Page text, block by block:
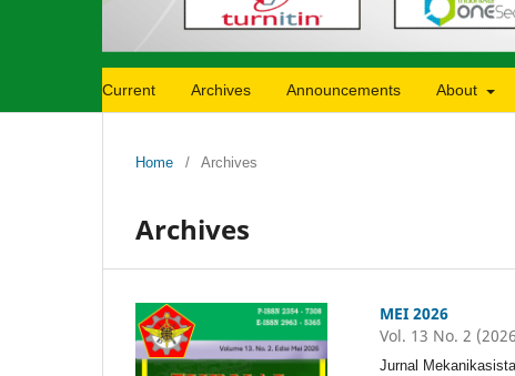
Current Archives Announcements About
Home / Archives
Archives
MEI 2026
Vol. 13 No. 2
Jurnal